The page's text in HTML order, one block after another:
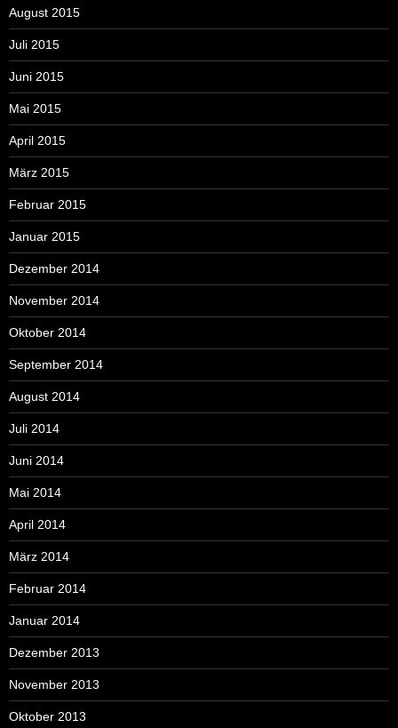
August 2015
Juli 2015
Juni 2015
Mai 2015
April 2015
März 2015
Februar 2015
Januar 2015
Dezember 2014
November 2014
Oktober 2014
September 2014
August 2014
Juli 2014
Juni 2014
Mai 2014
April 2014
März 2014
Februar 2014
Januar 2014
Dezember 2013
November 2013
Oktober 2013